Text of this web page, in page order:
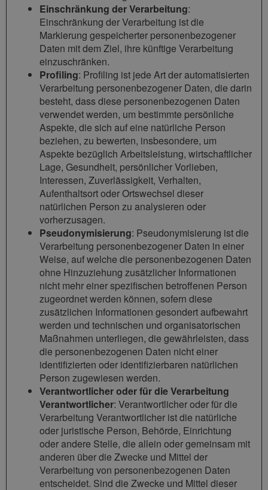
Einschränkung der Verarbeitung:
Einschränkung der Verarbeitung ist die
Markierung gespeicherter personenbezogener
Daten mit dem Ziel, ihre künftige Verarbeitung
einzuschränken.
Profiling: Profiling ist jede Art der automatisierten
Verarbeitung personenbezogener Daten, die darin
besteht, dass diese personenbezogenen Daten
verwendet werden, um bestimmte persönliche
Aspekte, die sich auf eine natürliche Person
beziehen, zu bewerten, insbesondere, um
Aspekte bezüglich Arbeitsleistung, wirtschaftlicher
Lage, Gesundheit, persönlicher Vorlieben,
Interessen, Zuverlässigkeit, Verhalten,
Aufenthaltsort oder Ortswechsel dieser
natürlichen Person zu analysieren oder
vorherzusagen.
Pseudonymisierung: Pseudonymisierung ist die
Verarbeitung personenbezogener Daten in einer
Weise, auf welche die personenbezogenen Daten
ohne Hinzuziehung zusätzlicher Informationen
nicht mehr einer spezifischen betroffenen Person
zugeordnet werden können, sofern diese
zusätzlichen Informationen gesondert aufbewahrt
werden und technischen und organisatorischen
Maßnahmen unterliegen, die gewährleisten, dass
die personenbezogenen Daten nicht einer
identifizierten oder identifizierbaren natürlichen
Person zugewiesen werden.
Verantwortlicher oder für die Verarbeitung
Verantwortlicher: Verantwortlicher oder für die
Verarbeitung Verantwortlicher ist die natürliche
oder juristische Person, Behörde, Einrichtung
oder andere Stelle, die allein oder gemeinsam mit
anderen über die Zwecke und Mittel der
Verarbeitung von personenbezogenen Daten
entscheidet. Sind die Zwecke und Mittel dieser